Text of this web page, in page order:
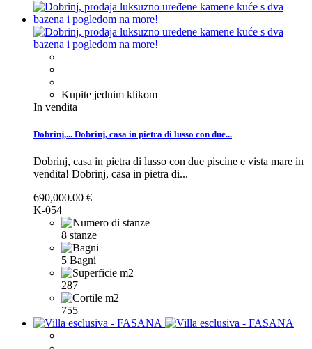
Kupite jednim klikom
In vendita
Dobrinj,... Dobrinj, casa in pietra di lusso con due...
Dobrinj, casa in pietra di lusso con due piscine e vista mare in
vendita! Dobrinj, casa in pietra di...
690,000.00 €
K-054
8 stanze
5 Bagni
287
755